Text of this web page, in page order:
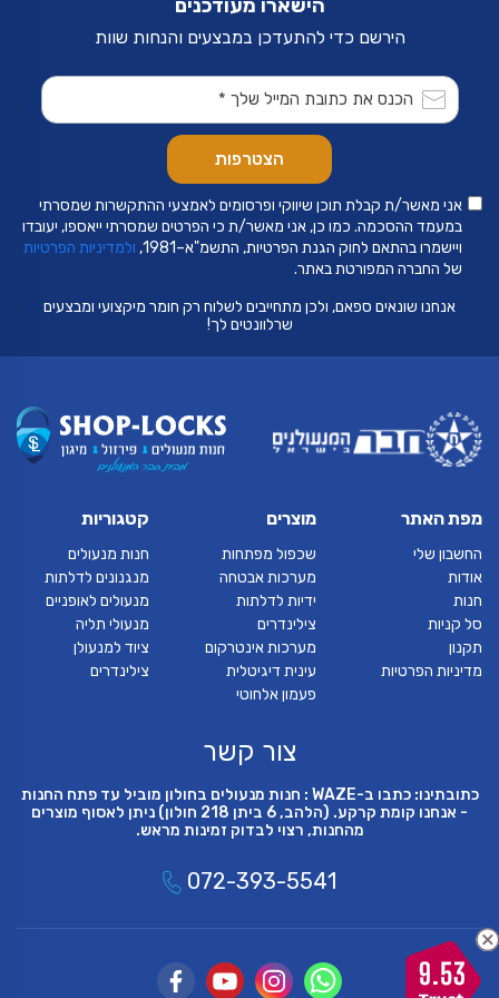
הישארו מעודכנים
הירשם כדי להתעדכן במבצעים והנחות שוות
אני מאשר/ת קבלת תוכן שיווקי ופרסומים לאמצעי ההתקשרות שמסרתי
במעמד ההסכמה. כמו כן, אני מאשר/ת כי הפרטים שמסרתי ייאספו, יעובדו
ויישמרו בהתאם לחוק הגנת הפרטיות, התשמ"א–1981,
ולמדיניות הפרטיות
של החברה המפורטת באתר.
אנחנו שונאים ספאם, ולכן מתחייבים לשלוח רק חומר מיקצועי ומבצעים
שרלוונטים לך!
מפת האתר
החשבון שלי
אודות
חנות
סל קניות
תקנון
מדיניות הפרטיות
מוצרים
שכפול מפתחות
מערכות אבטחה
ידיות לדלתות
צילינדרים
מערכות אינטרקום
עינית דיגיטלית
פעמון אלחוטי
קטגוריות
חנות מנעולים
מנגנונים לדלתות
מנעולים לאופניים
מנעולי תליה
ציוד למנעולן
צילינדרים
צור קשר
כתובתינו: כתבו ב-WAZE : חנות מנעולים בחולון מוביל עד פתח החנות
- אנחנו קומת קרקע. (הלהב, 6 ביתן 218 חולון) ניתן לאסוף מוצרים
מהחנות, רצוי לבדוק זמינות מראש.
072-393-5541
9.53